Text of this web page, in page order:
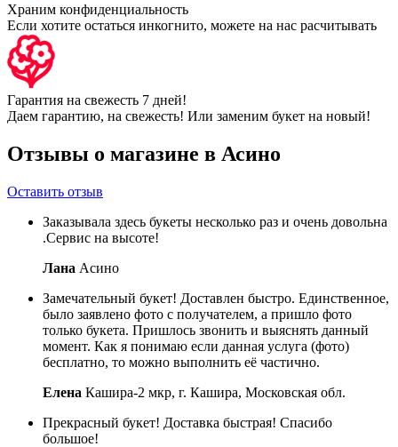
Храним конфиденциальность
Если хотите остаться инкогнито, можете на нас расчитывать
Гарантия на свежесть 7 дней!
Даем гарантию, на свежесть! Или заменим букет на новый!
Отзывы о магазине в Асино
Оставить отзыв
Заказывала здесь букеты несколько раз и очень довольна
.Сервис на высоте!
Лана Асино
Замечательный букет! Доставлен быстро. Единственное,
было заявлено фото с получателем, а пришло фото
только букета. Пришлось звонить и выяснять данный
момент. Как я понимаю если данная услуга (фото)
бесплатно, то можно выполнить её частично.
Елена Кашира-2 мкр, г. Кашира, Московская обл.
Прекрасный букет! Доставка быстрая! Спасибо
большое!